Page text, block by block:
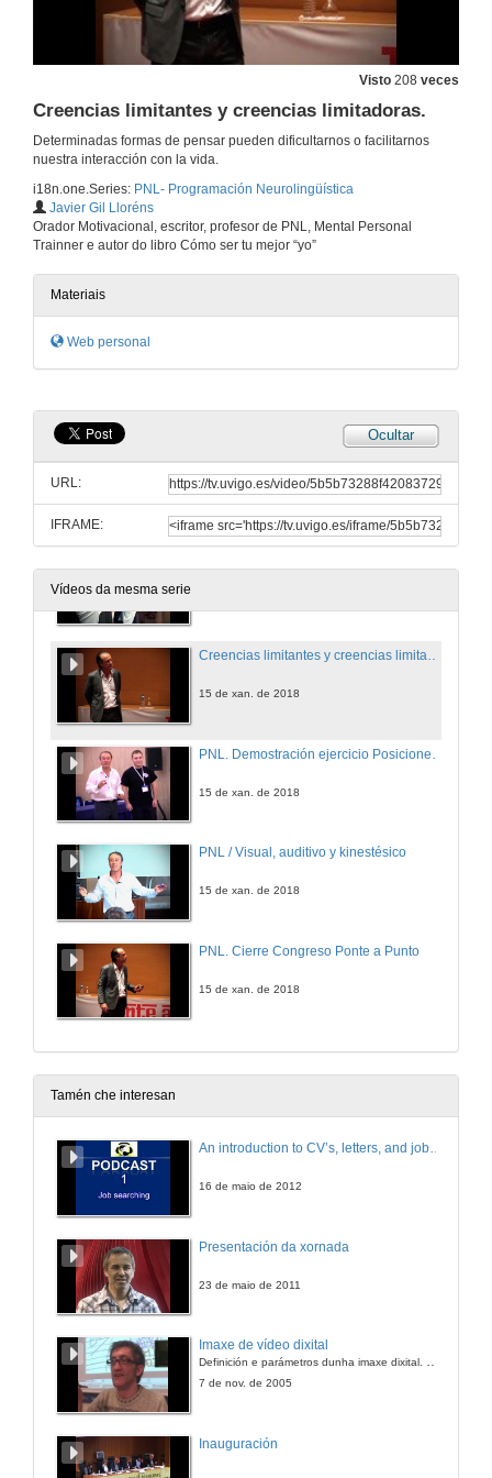
Visto 208 veces
Creencias limitantes y creencias limitadoras.
Determinadas formas de pensar pueden dificultarnos o facilitarnos
nuestra interacción con la vida.
i18n.one.Series: PNL- Programación Neurolingüística
Javier Gil Lloréns
Orador Motivacional, escritor, profesor de PNL, Mental Personal
Trainner e autor do libro Cómo ser tu mejor “yo”
Materiais
Web personal
Ocultar
URL:
IFRAME:
Vídeos da mesma serie
15 de xan. de 2018
El coach te reta a pensar un poco más allá…
15 de xan. de 2018
Resolución de conflictos.
15 de xan. de 2018
Creencias limitantes y creencias limitadoras.
15 de xan. de 2018
15 de xan. de 2018
PNL / Visual, auditivo y kinestésico
15 de xan. de 2018
PNL. Cierre Congreso Ponte a Punto
15 de xan. de 2018
Tamén che interesan
An introduction to CV’s, letters, and job searching
16 de maio de 2012
Presentación da xornada
23 de maio de 2011
Imaxe de vídeo dixital
7 de nov. de 2005
Inauguración